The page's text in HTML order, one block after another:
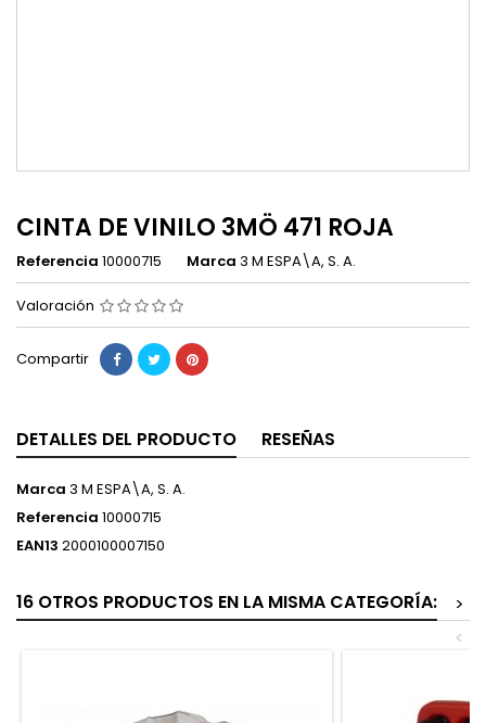
CINTA DE VINILO 3MÖ 471 ROJA
Referencia 10000715 Marca 3 M ESPA\A, S. A.
Valoración
Compartir
DETALLES DEL PRODUCTO RESEÑAS
Marca 3 M ESPA\A, S. A.
Referencia 10000715
EAN13 2000100007150
16 OTROS PRODUCTOS EN LA MISMA CATEGORÍA:
>
<